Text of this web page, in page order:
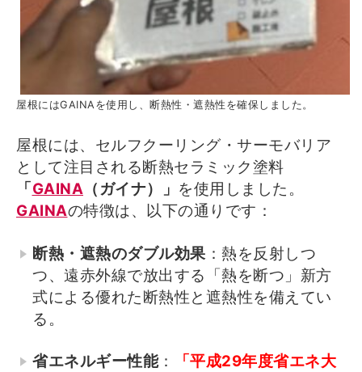
屋根にはGAINAを使用し、断熱性・遮熱性を確保しました。
屋根には、セルフクーリング・サーモバリア
として注目される断熱セラミック塗料
「GAINA （ガイナ）」 を使用しました。
GAINAの特徴は、以下の通りです：
断熱・遮熱のダブル効果 ：熱を反射しつ
つ、遠赤外線で放出する「熱を断つ」新方
式による優れた断熱性と遮熱性を備えてい
る。
省エネルギー性能：
「平成29年度省エネ大